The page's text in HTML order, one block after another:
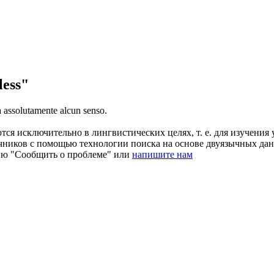
alcun senso.
исключительно в лингвистических целях, т. е. для
с помощью технологии поиска на основе двуязычных
"Сообщить о проблеме" или напишите нам